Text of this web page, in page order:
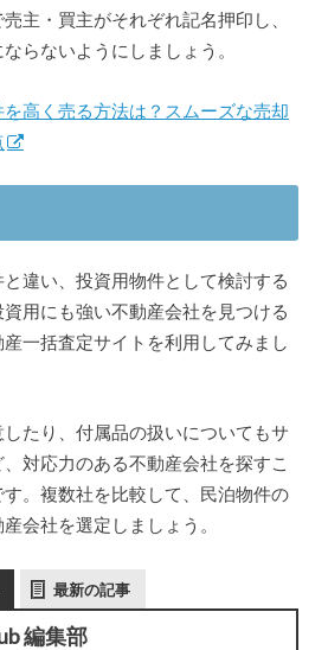
主・買主がそれぞれ記名押印し、
らないようにしましょう。
を高く売る方法は？スムーズな売却
違い、投資用物件として検討する
用にも強い不動産会社を見つける
一括査定サイトを利用してみまし
たり、付属品の扱いについてもサ
対応力のある不動産会社を探すこ
。複数社を比較して、民泊物件の
会社を選定しましょう。
最新の記事
編集部